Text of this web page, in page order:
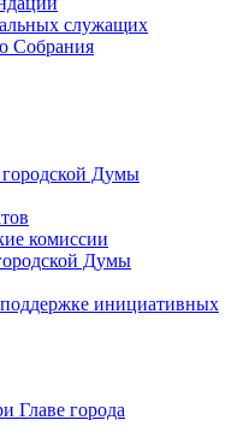
служащих
Cобрания
Думы
комиссии
Думы
инициативных
Главе города